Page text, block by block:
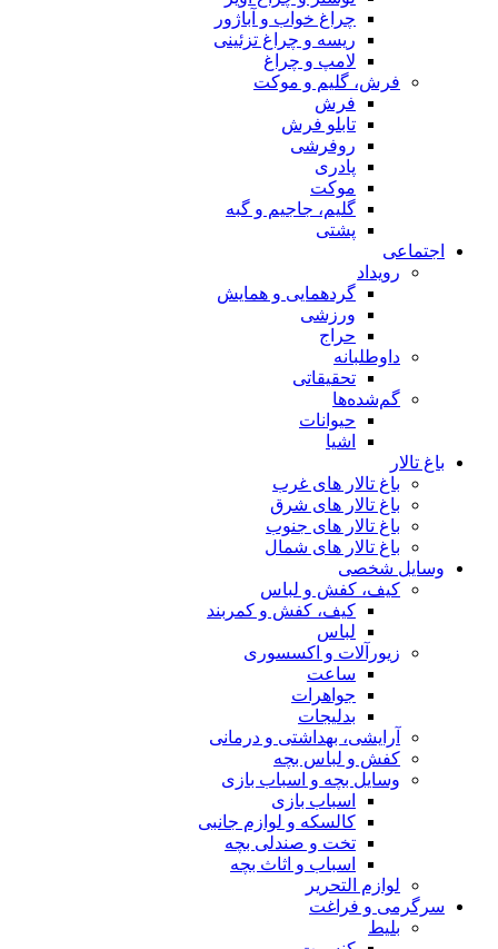
چراغ خواب و آباژور
ریسه و چراغ تزئینی
لامپ و چراغ
فرش، گلیم و موکت
فرش
تابلو فرش
روفرشی
پادری
موکت
گلیم، جاجیم و گبه
پشتی
اجتماعی
رویداد
گردهمایی و همایش
ورزشی
حراج
داوطلبانه
تحقیقاتی
گم‌شده‌ها
حیوانات
اشیا
باغ تالار
باغ تالار های غرب
باغ تالار های شرق
باغ تالار های جنوب
باغ تالار های شمال
وسایل شخصی
کیف، کفش و لباس
کیف، کفش و کمربند
لباس
زیورآلات و اکسسوری
ساعت
جواهرات
بدلیجات
آرایشی، بهداشتی و درمانی
کفش و لباس بچه
وسایل بچه و اسباب بازی
اسباب بازی
کالسکه و لوازم جانبی
تخت و صندلی بچه
اسباب و اثاث بچه
لوازم التحریر
سرگرمی و فراغت
بلیط